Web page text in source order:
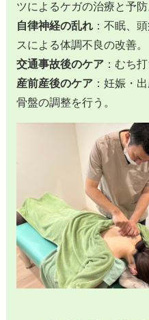
ツによるケガの治療と予防
自律神経の乱れ：不眠、
スによる体調不良の改善。
交通事故後のケア：むち打
産前産後のケア：妊娠・出
骨盤の調整を行う。